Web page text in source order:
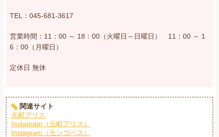
TEL：045-681-3617
営業時間：11：00 ～ 18：00（火曜日～日曜日） 11：00 ～ 1
6：00（月曜日）
定休日 無休
関連サイト
元町アリス
Instagram（元町アリス）
Instagram（モンゴベス）